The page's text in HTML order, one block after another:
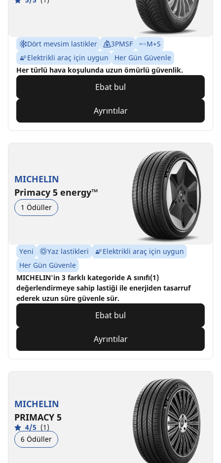
Dört mevsim lastikler 3PMSF
M+S
Elektrikli araç için uygun
Her Gün Güvenle
Her türlü hava koşulunda uzun ömürlü güvenlik.
Ebat bul
Ayrıntılar
MICHELIN
Primacy 5 energy™
1 Ödüller
Yeni Yaz lastikleri
Elektrikli araç için uygun
Her Gün Güvenle
MICHELIN'in 3 farklı kategoride A sınıfı(1)
değerlendirmeye sahip lastiği ile enerjiden tasarruf
ederek uzun süre güvenle sür.
Ebat bul
Ayrıntılar
MICHELIN
PRIMACY 5
4/5 (1)
6 Ödüller